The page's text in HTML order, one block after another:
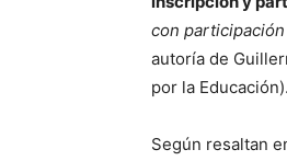
con
autoría de
por la Educación).
Según resaltan